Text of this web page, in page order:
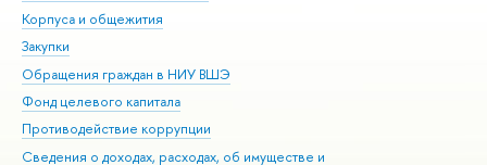
Корпуса и общежития
Закупки
Обращения граждан в НИУ ВШЭ
Фонд целевого капитала
Противодействие коррупции
Сведения о доходах, расходах, об имуществе и